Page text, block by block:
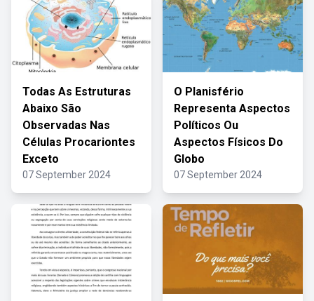
Todas As Estruturas
Abaixo São
Observadas Nas
Células Procariontes
Exceto
07 September 2024
O Planisfério
Representa Aspectos
Políticos Ou
Aspectos Físicos Do
Globo
07 September 2024